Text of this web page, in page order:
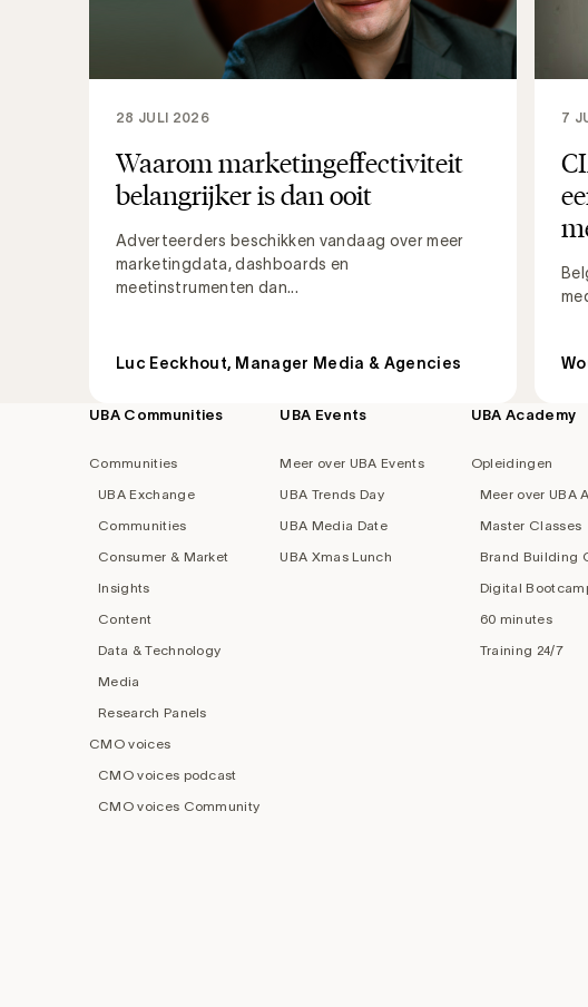
Waarom marketingeffectiviteit
belangrijker is dan ooit
Adverteerders beschikken vandaag over meer
marketingdata, dashboards en
meetinstrumenten dan...
28 JULI 2026
Luc Eeckhout, Manager Media & Agencies
7
Footer
UBA Communities
Communities
UBA Exchange
Communities
Consumer & Market
Insights
Content
Data & Technology
Media
Research Panels
CMO voices
CMO voices podcast
CMO voices Community
UBA Events
Meer over UBA Events
UBA Trends Day
UBA Media Date
UBA Xmas Lunch
UBA Academy
Opleidingen
Meer over UBA
Master Classes
Brand Building
Digital
60 minutes
Training 24/7